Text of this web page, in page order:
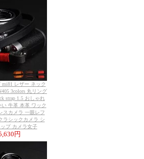
mi81 レザー ネック
3colors 丸リング
strap 1.5 おしゃれ
牛革 本革 ワック
スカメラ 一眼レフ
ラシックカメラ シ
プ カメラ女子
円